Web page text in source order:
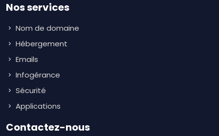
Nos services
Nom de domaine
Hébergement
Emails
Infogérance
Sécurité
Applications
Contactez-nous